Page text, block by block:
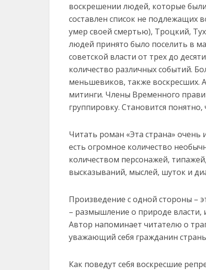
воскрешении людей, которые
составлен список не подлежащих
умер своей смертью), Троцкий,
людей принято было поселить в
советской власти от трех до
количество различных событий.
меньшевиков, также воскресших.
митинги. Члены Временного
группировку. Становится
Читать роман «Эта страна» очень
есть огромное количество
количеством персонажей,
высказываний, мыслей, шуток и
Произведение с одной стороны –
– размышление о природе
Автор напоминает читателю о
уважающий себя гражданин
Как поведут себя воскресшие